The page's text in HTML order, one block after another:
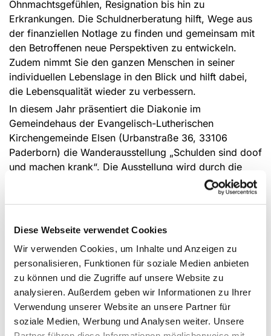
Diese Webseite verwendet Cookies
Wir verwenden Cookies, um Inhalte und Anzeigen zu
personalisieren, Funktionen für soziale Medien anbieten
zu können und die Zugriffe auf unsere Website zu
analysieren. Außerdem geben wir Informationen zu Ihrer
Verwendung unserer Website an unsere Partner für
soziale Medien, Werbung und Analysen weiter. Unsere
Ohnmachtsgefühlen, Resignation bis hin zu
Erkrankungen. Die Schuldnerberatung hilft, Wege aus
der finanziellen Notlage zu finden und gemeinsam mit
den Betroffenen neue Perspektiven zu entwickeln.
Zudem nimmt Sie den ganzen Menschen in seiner
individuellen Lebenslage in den Blick und hilft dabei,
die Lebensqualität wieder zu verbessern.
In diesem Jahr präsentiert die Diakonie im
Gemeindehaus der Evangelisch-Lutherischen
Kirchengemeinde Elsen (Urbanstraße 36, 33106
Paderborn) die Wanderausstellung „Schulden sind doof
und machen krank“. Die Ausstellung wird durch die
Filiale Benhauser Straße der Volksbank Paderborn,
Zweigniederlassung der VerbundVolksbank OWL eG.
Die Wanderausstellung richtet sich an Kinder,
Jugendliche und junge Erwachsene und beinhaltet viele
bunte Texte und viele farbige, witzige, aber auch
nachdenkliche Comics, die das Thema noch einmal
bildlich aufnehmen. Die Wanderausstellung, die aus
einem Comic-Wettbewerb des H-Teams `s e.V., einem
gemeinnützigen Verein aus München, hervorging,
nähert sich dem Thema kind- und jugendgerecht und